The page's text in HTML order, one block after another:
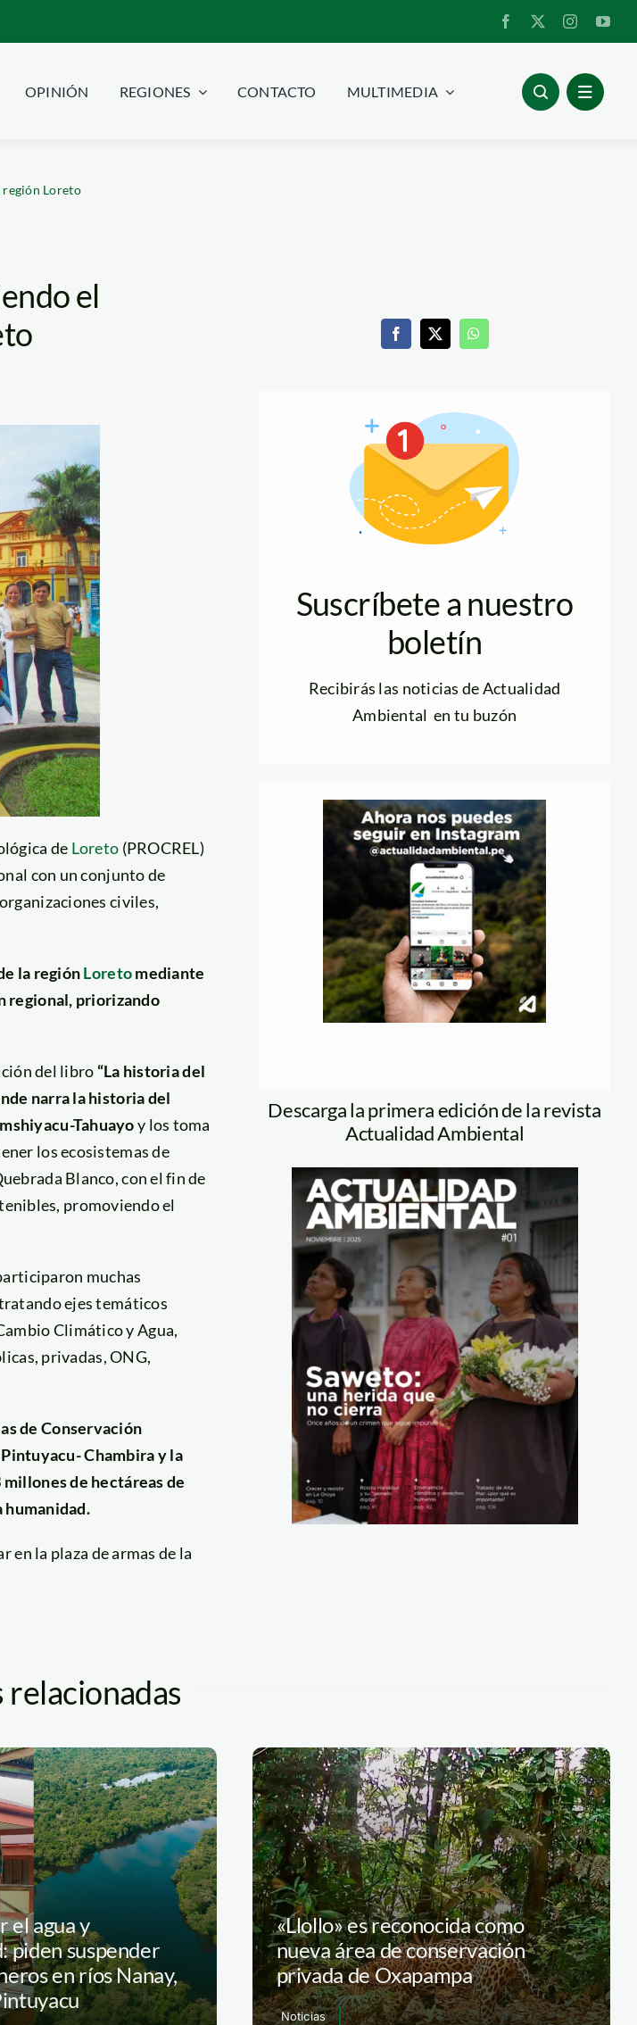
OPINIÓN REGIONES CONTACTO MULTIMEDIA
región Loreto
el
de Loreto (PROCREL)
con un conjunto de
civiles,
la regiónLoretomediante
regional, priorizando
del libro “La historia del
narra la historia del
Tahuayoy los toma
los ecosistemas de
Blanco, con el fin de
promoviendo el
muchas
ejes temáticos
Climático y Agua,
privadas, ONG,
de Conservación
Chambira y la
de hectáreas de
humanidad.
la plaza de armas de la
Suscríbete a nuestro
boletín
Recibirás las noticias de Actualidad
Ambiental en tu buzón
Descarga la primera edición de la revista
Actualidad Ambiental
relacionadas
el agua y
piden suspender
en ríos Nanay,
«Llollo» es reconocida como
nueva área de conservación
privada de Oxapampa
Noticias